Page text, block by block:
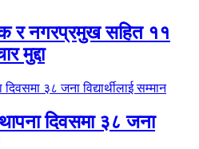
र नगरप्रमुख सहित ११
मुद्दा
दिवसमा ३८ जना